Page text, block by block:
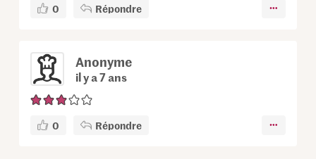
0 Répondre
Anonyme
il y a 7 ans
0 Répondre